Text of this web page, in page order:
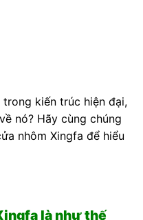
kiến trúc hiện đại,
nó? Hãy cùng chúng
nhôm Xingfa để hiểu
là như thế